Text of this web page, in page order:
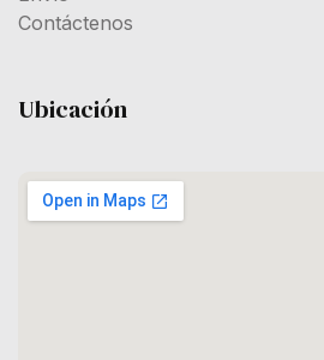
Contáctenos
Ubicación